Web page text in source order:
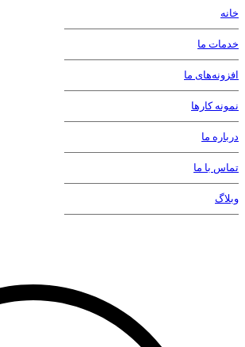
طراحی استند
مشاهده صفحه خدمات طراحی سایت
تولید محتوا
خانه
خدمات ما
افزونه‌های ما
نمونه کارها
درباره ما
تماس با ما
وبلاگ